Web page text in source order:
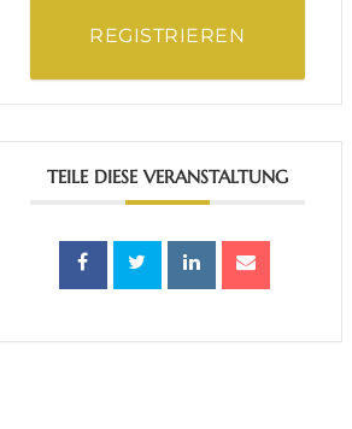
REGISTRIEREN
TEILE DIESE VERANSTALTUNG